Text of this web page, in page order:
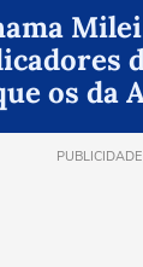
os da
PUBLICIDADE